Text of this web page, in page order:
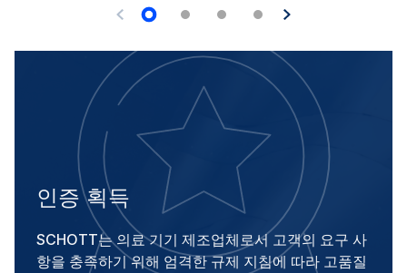
인증 획득
SCHOTT는 의료 기기 제조업체로서 고객의 요구 사
항을 충족하기 위해 엄격한 규제 지침에 따라 고품질